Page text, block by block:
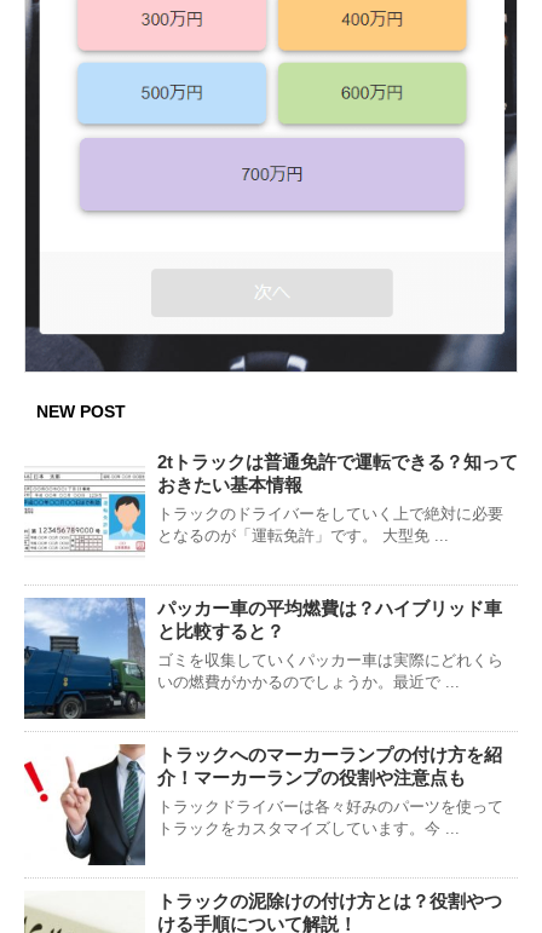
NEW POST
2tトラックは普通免許で運転できる？知って
おきたい基本情報
トラックのドライバーをしていく上で絶対に必要
となるのが「運転免許」です。 大型免 ...
パッカー車の平均燃費は？ハイブリッド車
と比較すると？
ゴミを収集していくパッカー車は実際にどれくら
いの燃費がかかるのでしょうか。最近で ...
トラックへのマーカーランプの付け方を紹
介！マーカーランプの役割や注意点も
トラックドライバーは各々好みのパーツを使って
トラックをカスタマイズしています。今 ...
トラックの泥除けの付け方とは？役割やつ
ける手順について解説！